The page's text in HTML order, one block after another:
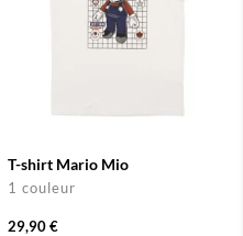
T-shirt Mario Mio
1 couleur
29,90 €